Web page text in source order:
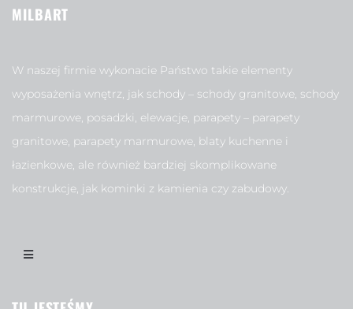
MILBART
W naszej firmie wykonacie Państwo takie elementy
wyposażenia wnętrz, jak schody – schody granitowe, schody
marmurowe, posadzki, elewacje, parapety – parapety
granitowe, parapety marmurowe, blaty kuchenne i
łazienkowe, ale również bardziej skomplikowane
konstrukcje, jak kominki z kamienia czy zabudowy.